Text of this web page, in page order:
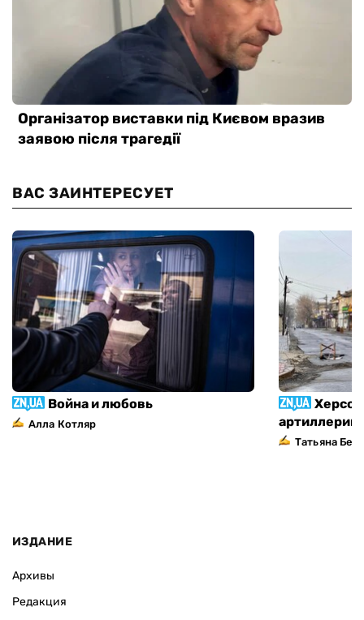
ВАС ЗАИНТЕРЕСУЕТ
Война и любовь
Алла Котляр
Татьяна
ИЗДАНИЕ
Архивы
Редакция